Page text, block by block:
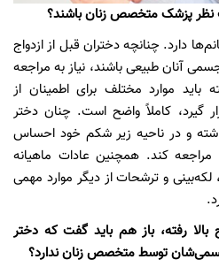
نظر پزشک متخصص زنان باشند؟
دارد. چنانچه دختران قبل از ازدواج
آنان طبیعی باشند، نیاز به مراجعه
موارد مختلف برای اطمینان از
گیرد، کاملاً واضح است. چنان دختر
و در ناحیه زیر شکم خود احساس
کند. همچنین عادات ماهیانه
لکه‌بینی و ترشحات از دیگر موارد مهمی
رفته، باز هم باید گفت که دختر
توسط متخصص زنان ندارد؟